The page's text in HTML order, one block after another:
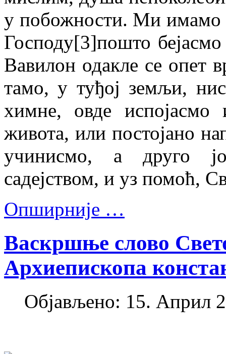
у побожности. Ми имамо
Господу[3]пошто
Вавилон одакле се опет
тамо, у туђој земљи,
химне, овде
живота, или постојано
учинисмо, а друго
садејством, и уз помоћ,
Опширније …
Васкршње слово
Архиепископа
Објављено: 15. Април